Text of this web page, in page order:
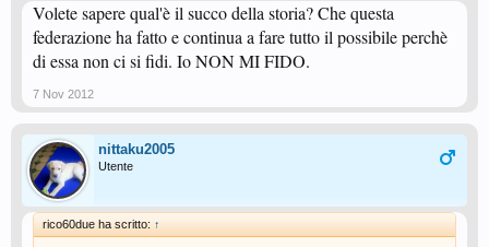
Volete sapere qual'è il succo della storia? Che questa
federazione ha fatto e continua a fare tutto il possibile perchè
di essa non ci si fidi. Io NON MI FIDO.
7 Nov 2012
nittaku2005
Utente
rico60due ha scritto: ↑